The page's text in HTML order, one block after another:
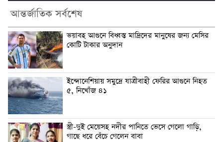
আন্তর্জাতিক সর্বশেষ
ভয়াবহ আগুনে বিধ্বস্ত মাদ্রিদের মানুষের জন্য মেসির
কোটি টাকার অনুদান
ইন্দোনেশিয়ায় সমুদ্রে যাত্রীবাহী ফেরির আগুনে নিহত
৫, নিখোঁজ ৪১
স্ত্রী-দুই মেয়েসহ নদীর পানিতে ভেসে গেলো গাড়ি,
গাছে ধরে বেঁচে গেলেন বাবা